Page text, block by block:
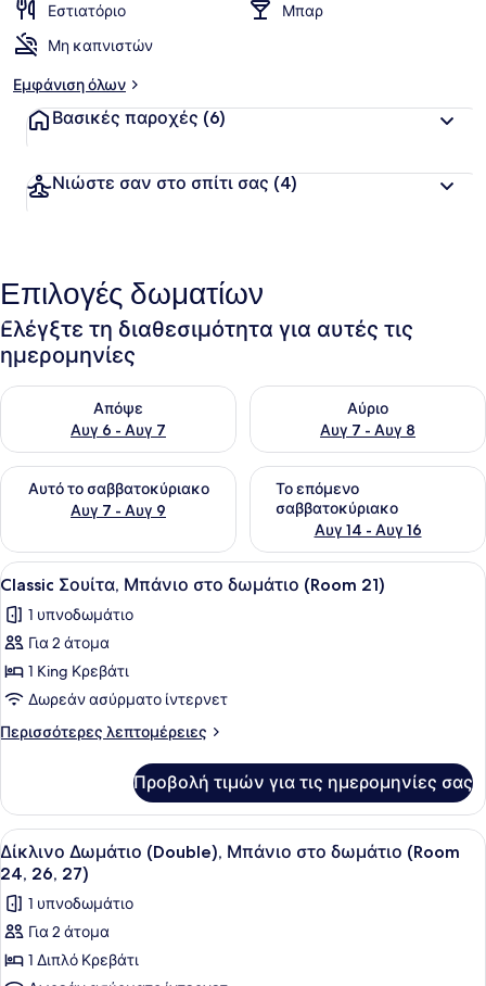
λ
ί
ο
υ
α
ξ
ι
δ
ι
ώ
τ
ε
ς
Εστιατόριο
Μπαρ
Μη καπνιστών
Εμφάνιση όλων
Βασικές παροχές (6)
Νιώστε σαν στο σπίτι σας (4)
Επιλογές δωματίων
Ελέγξτε τη διαθεσιμότητα για αυτές τις
ημερομηνίες
Απόψε
Αυγ 6 - Αυγ 7
Έλεγχος διαθεσιμότητας για απόψε Αυγ 6 - Αυγ 7
Αύριο
Αυγ 7 - Αυγ 8
Έλεγχος διαθεσιμότητας
Αυτό το σαββατοκύριακο
Αυγ 7 - Αυγ 9
Έλεγχος διαθεσιμότητας για αυτό το σαββατοκύριακο
Το επόμενο
σαββατοκύριακο
Αυγ 14 - Αυγ 16
Έλεγχος διαθεσιμότητας
Προβολή
όλων
των
φωτογραφιών
για
Classic
Σουίτα,
Μπάνιο
δωμάτιο
(Room
21)
Ένα υπνοδωμάτιο με ένα μεγάλο
4
Classic Σουίτα, Μπάνιο στο δωμάτιο (Room 21)
1 υπνοδωμάτιο
Για 2 άτομα
1 King Κρεβάτι
Δωρεάν ασύρματο ίντερνετ
Περισσότερες λεπτομέρειες
Περισσότερες
Σουίτα,
Μπάνιο
στο
δωμάτιο
(Room
21)
Προβολή τιμών για τις ημερομηνίες σας
Προβολή
όλων
των
φωτογραφιών
για
Δίκλινο
Ένα υπνοδωμάτιο με ένα κρεβάτι,
9
Δίκλινο Δωμάτιο (Double), Μπάνιο στο δωμάτιο (Room
24, 26, 27)
1 υπνοδωμάτιο
Για 2 άτομα
1 Διπλό Κρεβάτι